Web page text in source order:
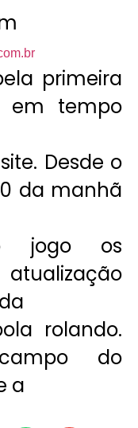
primeira
em tempo
Desde o
da manhã
jogo os
rolando.
do
a